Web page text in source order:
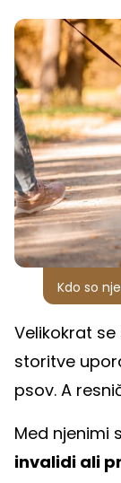
Kdo so
Velikokrat
storitve
psov. A
Med njenimi
invalidi ali